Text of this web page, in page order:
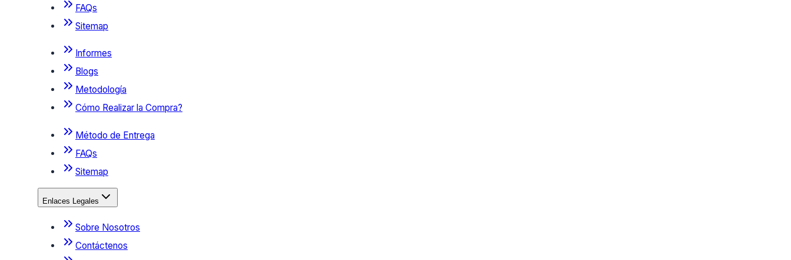
FAQs
Sitemap
Informes
Blogs
Metodología
Cómo Realizar la Compra?
Método de Entrega
FAQs
Sitemap
Enlaces Legales
Sobre Nosotros
Contáctenos